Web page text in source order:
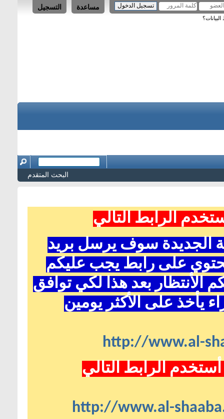
التسجيل مساعدة
البحث المتقدم
الرابط التالي
الجديدة سوف يرسل بريد
على رابط يجب عليكم
بعد هذا لكي توافق
يأخذ على الأكثر يومين
http://www.al-
الرابط التالي
http://www.al-